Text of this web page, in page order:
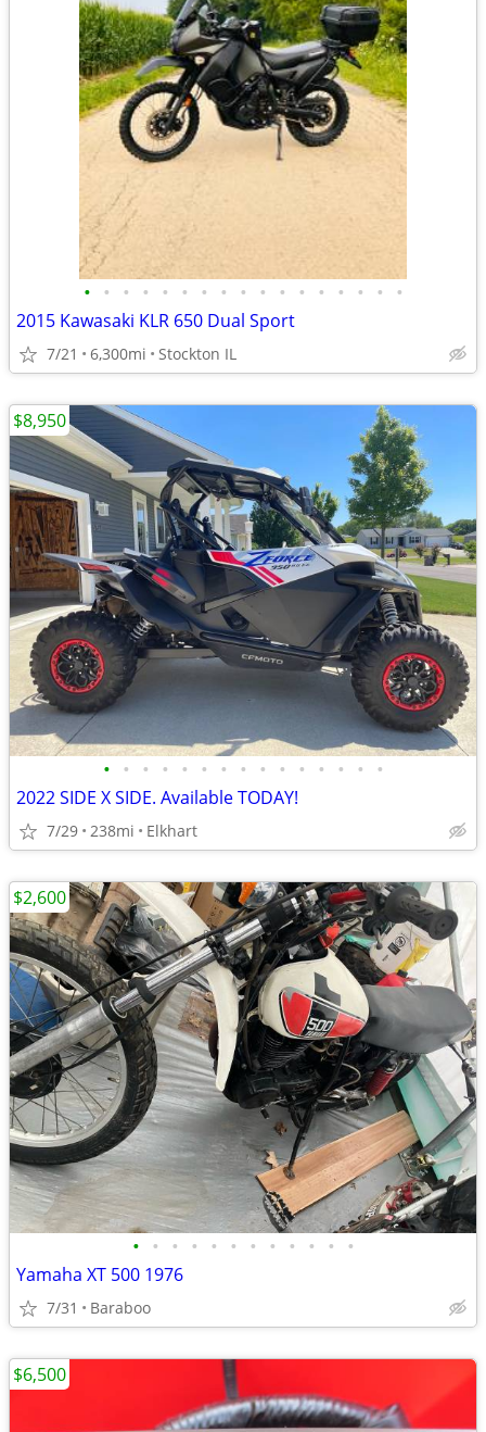
• • • • • • • • • • • • • • • • •
2015 Kawasaki KLR 650 Dual Sport
7/21 6,300mi Stockton IL
• • • • • • • • • • • • • • •
2022 SIDE X SIDE. Available TODAY!
7/29 238mi Elkhart
$8,950
• • • • • • • • • • • •
Yamaha XT 500 1976
7/31 Baraboo
$2,600
$6,500